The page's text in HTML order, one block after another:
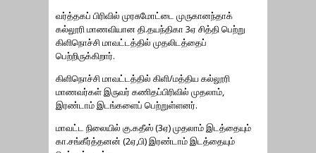
வர்த்தகப் பிரிவில் முரசுமோட்டை முருகானந்தாக்
கல்லூரி மாணவியான தி.தயந்திகா 3ஏ சித்தி பெற்று
கிளிநொச்சி மாவட்டத்தில் முதலிடத்தைப்
பெற்றிருக்கிறார்.
கிளிநொச்சி மாவட்டத்தில் கிளி/மத்திய கல்லூரி
மாணவர்கள் இருவர் கணிதப்பிரிவில் முதலாம்,
இரண்டாம் இடங்களைப் பெற்றுள்ளனர்.
மாவட்ட நிலையில் கு.கதீஸ் (3ஏ) முதலாம் இடத்தையும்
கா.சங்கீர்த்தனன் (2ஏ,பி) இரண்டாம் இடத்தையும்